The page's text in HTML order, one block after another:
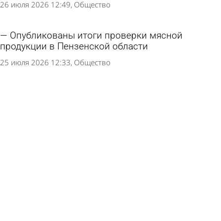
26 июля 2026 12:49 Общество
Опубликованы итоги проверки мясной
продукции в Пензенской области
25 июля 2026 12:33 Общество